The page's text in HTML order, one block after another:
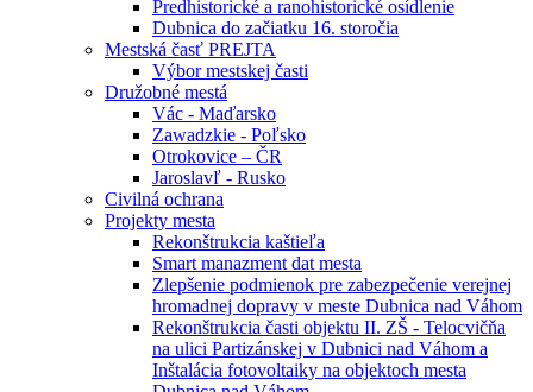
Predhistorické a ranohistorické osídlenie
Dubnica do začiatku 16. storočia
Mestská časť PREJTA
Výbor mestskej časti
Družobné mestá
Vác - Maďarsko
Zawadzkie - Poľsko
Otrokovice – ČR
Jaroslavľ - Rusko
Civilná ochrana
Projekty mesta
Rekonštrukcia kaštieľa
Smart manazment dat mesta
Zlepšenie podmienok pre zabezpečenie verejnej
hromadnej dopravy v meste Dubnica nad Váhom
Rekonštrukcia časti objektu II. ZŠ - Telocvičňa
na ulici Partizánskej v Dubnici nad Váhom a
Inštalácia fotovoltaiky na objektoch mesta